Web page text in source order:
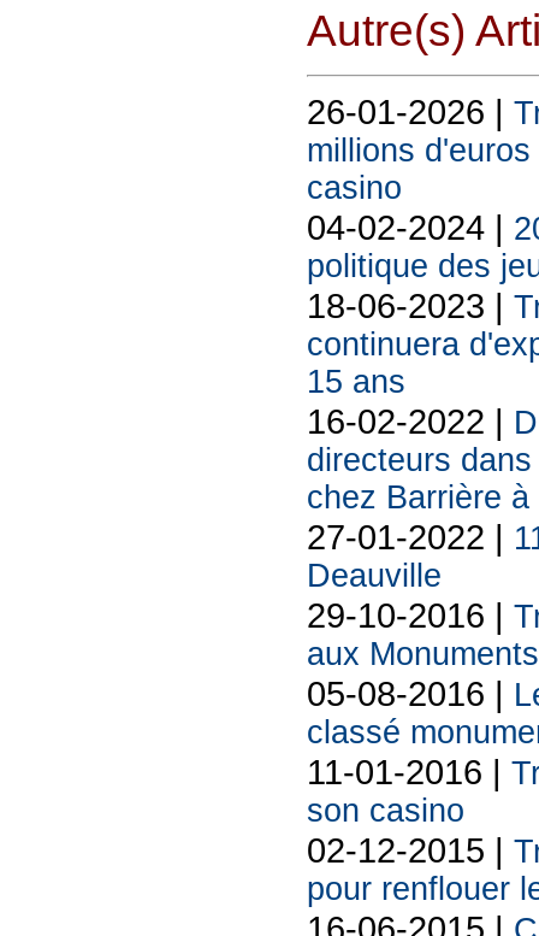
Autre(s)
26-01-2026 |
millions
casino
04-02-2024 |
politique des
18-06-2023 |
continuera
15 ans
16-02-2022 |
directeurs
chez Barrière
27-01-2022 |
Deauville
29-10-2016 |
aux
05-08-2016 |
classé
11-01-2016 |
son casino
02-12-2015 |
pour renflouer